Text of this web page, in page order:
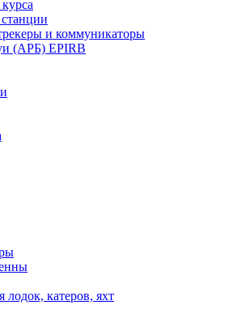
и коммуникаторы
(АРБ) EPIRB
катеров, яхт